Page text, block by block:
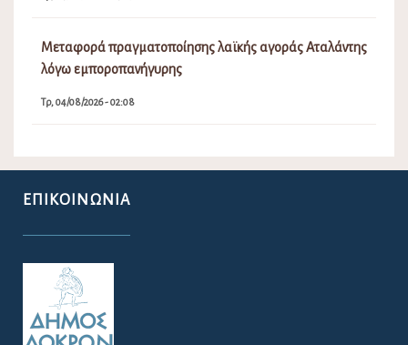
Μεταφορά πραγματοποίησης λαϊκής αγοράς Αταλάντης
λόγω εμποροπανήγυρης
Τρ, 04/08/2026 - 02:08
ΕΠΙΚΟΙΝΩΝΊΑ